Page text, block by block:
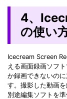
4、
の使い
Icecream Screen
える画面録画ソフ
か録画できないの
す。撮影した動画
別途編集ソフトを